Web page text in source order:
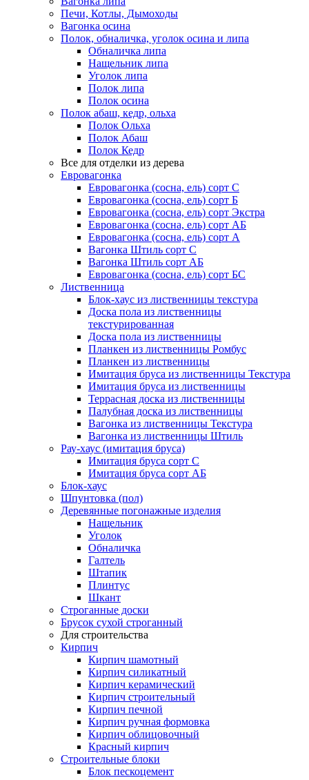
Печи, Котлы, Дымоходы
Вагонка осина
Полок, обналичка, уголок осина и липа
Обналичка липа
Нащельник липа
Уголок липа
Полок липа
Полок осина
Полок абаш, кедр, ольха
Полок Ольха
Полок Абаш
Полок Кедр
Все для отделки из дерева
Евровагонка
Евровагонка (сосна, ель) сорт С
Евровагонка (сосна, ель) сорт Б
Евровагонка (сосна, ель) сорт Экстра
Евровагонка (сосна, ель) сорт АБ
Евровагонка (сосна, ель) сорт А
Вагонка Штиль сорт С
Вагонка Штиль сорт АБ
Евровагонка (сосна, ель) сорт БС
Лиственница
Блок-хаус из лиственницы текстура
Доска пола из лиственницы
текстурированная
Доска пола из лиственницы
Планкен из лиственницы Ромбус
Планкен из лиственницы
Имитация бруса из лиственницы Текстура
Имитация бруса из лиственницы
Террасная доска из лиственницы
Палубная доска из лиственницы
Вагонка из лиственницы Текстура
Вагонка из лиственницы Штиль
Рау-хаус (имитация бруса)
Имитация бруса сорт С
Имитация бруса сорт АБ
Блок-хаус
Шпунтовка (пол)
Деревянные погонажные изделия
Нащельник
Уголок
Обналичка
Галтель
Штапик
Плинтус
Шкант
Строганные доски
Брусок сухой строганный
Для строительства
Кирпич
Кирпич шамотный
Кирпич силикатный
Кирпич керамический
Кирпич строительный
Кирпич печной
Кирпич ручная формовка
Кирпич облицовочный
Красный кирпич
Строительные блоки
Блок пескоцемент